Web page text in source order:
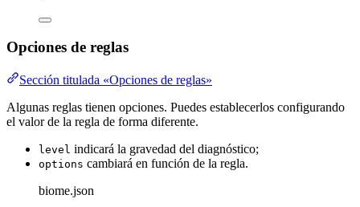
Opciones de reglas
Sección titulada «Opciones de reglas»
Algunas reglas tienen opciones. Puedes establecerlos configurando
el valor de la regla de forma diferente.
level indicará la gravedad del diagnóstico;
options cambiará en función de la regla.
biome.json